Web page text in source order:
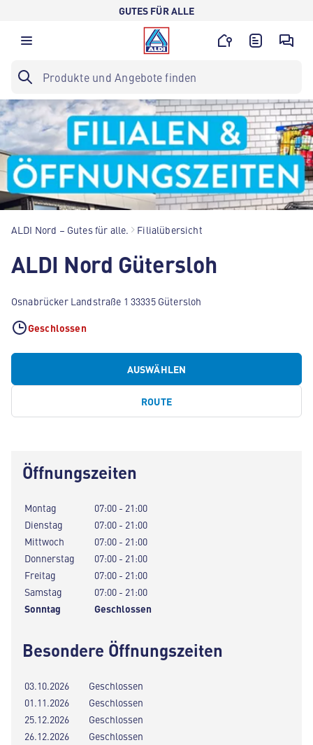
GUTES FÜR ALLE
ALDI Nord – Gutes für alle. Filialübersicht
ALDI Nord Gütersloh
Osnabrücker Landstraße 1 33335 Gütersloh
Geschlossen
AUSWÄHLEN
ROUTE
Öffnungszeiten
Montag
07:00 - 21:00
Dienstag
07:00 - 21:00
Mittwoch
07:00 - 21:00
Donnerstag
07:00 - 21:00
Freitag
07:00 - 21:00
Samstag
07:00 - 21:00
Sonntag
Geschlossen
Besondere Öffnungszeiten
03.10.2026
Geschlossen
01.11.2026
Geschlossen
25.12.2026
Geschlossen
26.12.2026
Geschlossen